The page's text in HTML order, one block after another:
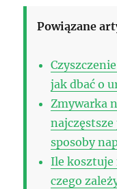
Powiązane
jak dbać o
Zmywarka
sposoby
Ile kosztuje
czego